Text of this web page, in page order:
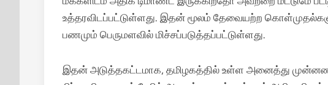
உத்தரவிடப்பட்டுள்ளது. இதன் மூலம் தேவையற்ற
பணமும் பெருமளவில் மிச்சப்படுத்தப்பட்டுள்ளது.
இதன் அடுத்தகட்டமாக, தமிழகத்தில் உள்ள அனைத்து